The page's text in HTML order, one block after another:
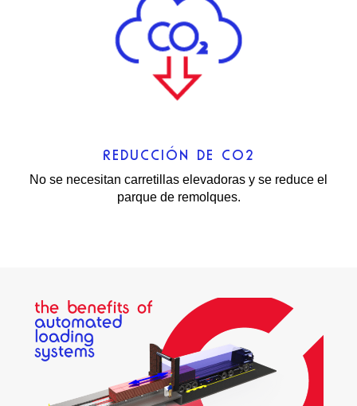
REDUCCIÓN DE CO2
No se necesitan carretillas elevadoras y se reduce el
parque de remolques.